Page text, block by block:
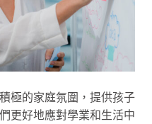
極的家庭氛圍，提供孩子
更好地應對學業和生活中